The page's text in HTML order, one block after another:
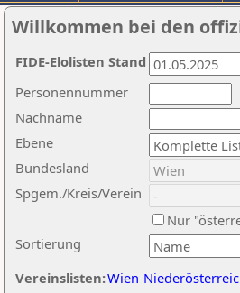
Willkommen bei den
Nachname
Ebene
Sortierung
Personennummer
Bundesland
Spgem./Kreis/Verein
Nur
Vereinslisten:Wien
FIDE-Elolisten Stand